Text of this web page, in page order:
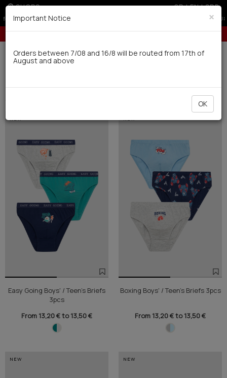
SHOPS GR|EN|SRB
10% off for orders over 250€ for EU & 300€ for non EU
Delivery in 7-9 working days via UPS
Filter
Easy Going Boys' / Teen's Briefs
3pcs
From 13,20 € to 13,50 €
Boxing Boys' / Teen's Briefs 3pcs
From 13,20 € to 13,50 €
NEW NEW
×
Important Notice
Orders between 7/08 and 16/8 will be routed from 17th of
August and above
OK